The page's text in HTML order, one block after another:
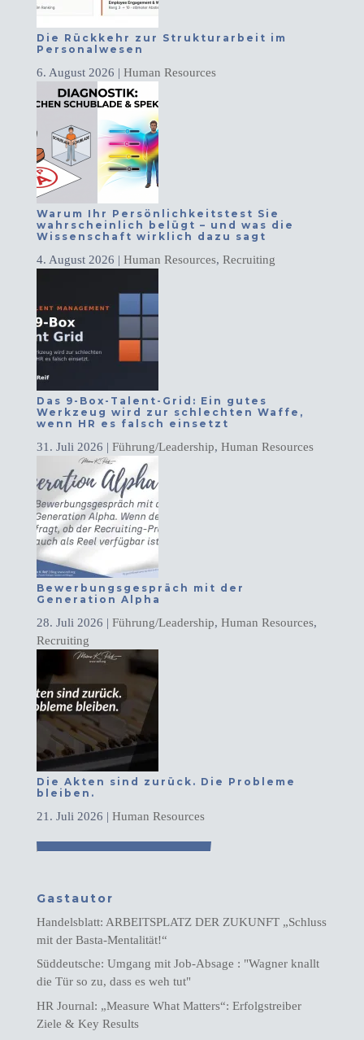
Die Rückkehr zur Strukturarbeit im
Personalwesen
6. August 2026 | Human Resources
Warum Ihr Persönlichkeitstest Sie
wahrscheinlich belügt – und was die
Wissenschaft wirklich dazu sagt
4. August 2026 | Human Resources, Recruiting
Das 9-Box-Talent-Grid: Ein gutes
Werkzeug wird zur schlechten Waffe,
wenn HR es falsch einsetzt
31. Juli 2026 | Führung/Leadership, Human Resources
Bewerbungsgespräch mit der
Generation Alpha
28. Juli 2026 | Führung/Leadership, Human Resources,
Recruiting
Die Akten sind zurück. Die Probleme
bleiben.
21. Juli 2026 | Human Resources
Gastautor
Handelsblatt: ARBEITSPLATZ DER ZUKUNFT „Schluss
mit der Basta-Mentalität!“
Süddeutsche: Umgang mit Job-Absage : "Wagner knallt
die Tür so zu, dass es weh tut"
HR Journal: „Measure What Matters“: Erfolgstreiber
Ziele & Key Results